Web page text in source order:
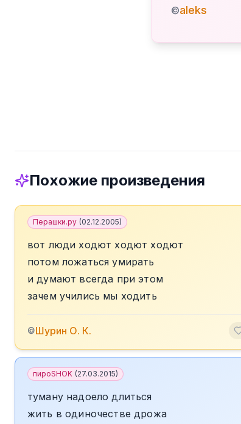
©aleks
Похожие произведения
Перашки.ру (02.12.2005)
вот люди ходют ходют ходют
потом ложаться умирать
и думают всегда при этом
зачем учились мы ходить
©Шурин О. К.
пироSHOK (27.03.2015)
туману надоело длиться
жить в одиночестве дрожа